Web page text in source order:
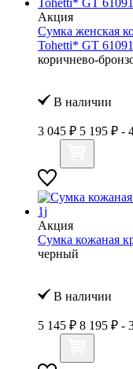
Акция
Сумка женская
Tohetti* GT
коричнево-
В наличии
3 045 ₽ 5 195 ₽ -
Акция
Сумка кожаная
черный
В наличии
5 145 ₽ 8 195 ₽ -